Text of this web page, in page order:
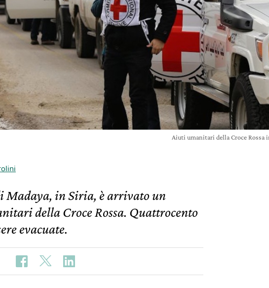
Aiuti umanitari della Croce
Madaya, in Siria, è arrivato un
della Croce Rossa. Quattrocento
evacuate.